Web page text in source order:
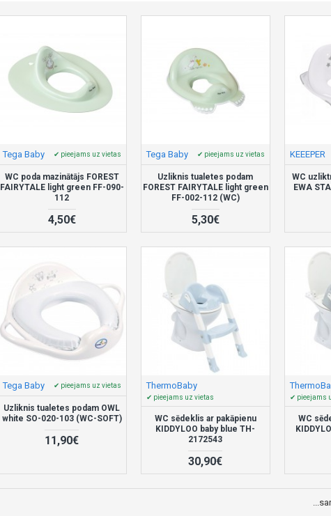
Tega Baby ✔ pieejams uz vietas
WC poda mazinātājs FOREST
FAIRYTALE light green FF-090-
112
4,50€
Tega Baby ✔ pieejams uz vietas
Uzliknis tualetes podam
FOREST FAIRYTALE light green
FF-002-112 (WC)
5,30€
KEEEPER
WC
EWA
Tega Baby ✔ pieejams uz vietas
Uzliknis tualetes podam OWL
white SO-020-103 (WC-SOFT)
11,90€
ThermoBaby
✔ pieejams uz vietas
WC sēdeklis ar pakāpienu
KIDDYLOO baby blue TH-
2172543
30,90€
✔ pieejams
WC